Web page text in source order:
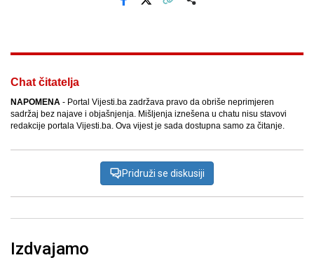
Chat čitatelja
NAPOMENA - Portal Vijesti.ba zadržava pravo da obriše neprimjeren
sadržaj bez najave i objašnjenja. Mišljenja iznešena u chatu nisu stavovi
redakcije portala Vijesti.ba. Ova vijest je sada dostupna samo za čitanje.
Pridruži se diskusiji
Izdvajamo